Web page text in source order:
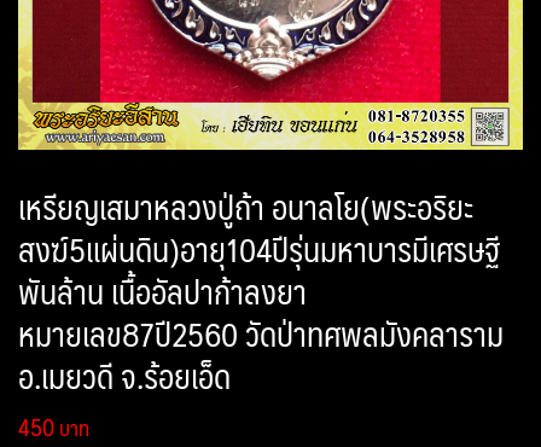
เหรียญเสมาหลวงปู่ถ้า อนาลโย(พระอริยะ
สงฆ์5แผ่นดิน)อายุ104ปีรุ่นมหาบารมีเศรษฐี
พันล้าน เนื้ออัลปาก้าลงยา
หมายเลข87ปี2560 วัดป่าทศพลมังคลาราม
อ.เมยวดี จ.ร้อยเอ็ด
450